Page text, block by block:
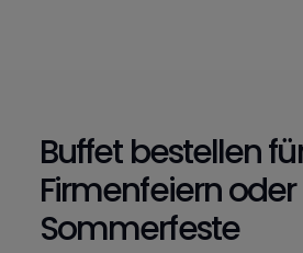
Buffet bestellen
Firmenfeiern oder
Sommerfeste